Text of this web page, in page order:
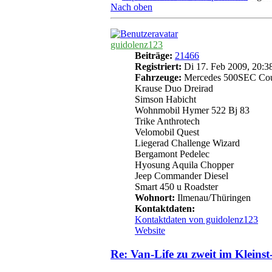
Nach oben
guidolenz123
Beiträge: 21466
Registriert: Di 17. Feb 2009,
Fahrzeuge: Mercedes 500SEC
Krause Duo Dreirad
Simson Habicht
Wohnmobil Hymer 522 Bj 83
Trike Anthrotech
Velomobil Quest
Liegerad Challenge Wizard
Bergamont Pedelec
Hyosung Aquila Chopper
Jeep Commander Diesel
Smart 450 u Roadster
Wohnort: Ilmenau/Thüringen
Kontaktdaten:
Kontaktdaten von guidolenz123
Website
Re: Van-Life zu zweit im